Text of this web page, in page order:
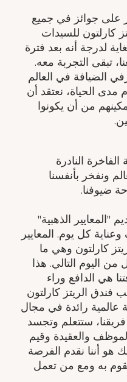
حائز على جوائز في جميع
للسيدات
لدرجة أنه بعد فترة
التجربة معه.
في العالم
الحياة، نعتقد أن
من أن يكونوا
النادرة
بأنفسنا
الذهبية"
كل يوم. المعايير
وهي ما
التالي. هذا
هي الدافع وراء
الريتز كارلتون
رائدة في مجال
ستتعلم وتجسد
والعقيدة وقيم
أننا نقدم الفرصة
به ومع من تعمل